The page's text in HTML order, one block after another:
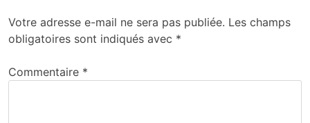
Votre adresse e-mail ne sera pas publiée. Les champs
obligatoires sont indiqués avec *
Commentaire *